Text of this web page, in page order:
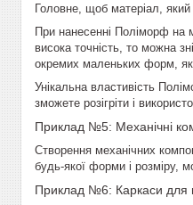
Головне, щоб матеріал,
При нанесенні Поліморф на
висока точність, то можна
окремих маленьких форм,
Унікальна властивість
зможете розігріти і
Приклад №5: Механічні
Створення механічних
будь-якої форми і розміру,
Приклад №6: Каркаси для